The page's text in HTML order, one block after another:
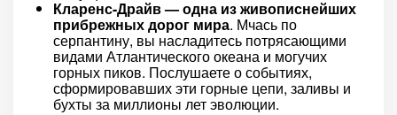
Кларенс-Драйв — одна из живописнейших
прибрежных дорог мира. Мчась по
серпантину, вы насладитесь потрясающими
видами Атлантического океана и могучих
горных пиков. Послушаете о событиях,
сформировавших эти горные цепи, заливы и
бухты за миллионы лет эволюции.